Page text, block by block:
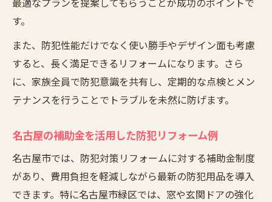
す。
また、防犯性能だけでなく使い勝手やデザイン面も考慮
すると、長く満足できるリフォームになります。さら
に、家族全員で防犯意識を共有し、定期的な点検とメン
テナンスを行うことでトラブルを未然に防げます。
名古屋の補助金を活用した防犯リフォーム例
名古屋市では、防犯対策リフォームに対する補助金制度
があり、費用負担を軽減しながら最新の防犯用品を導入
できます。特に名古屋市緑区では、窓や玄関ドアの強化